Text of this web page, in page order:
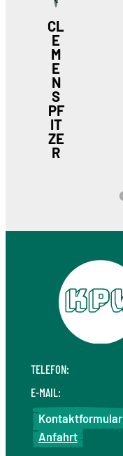
CL
E
M
E
N
S
PF
IT
ZE
R
TELEFON:
E-MAIL:
Kontaktformular
Anfahrt